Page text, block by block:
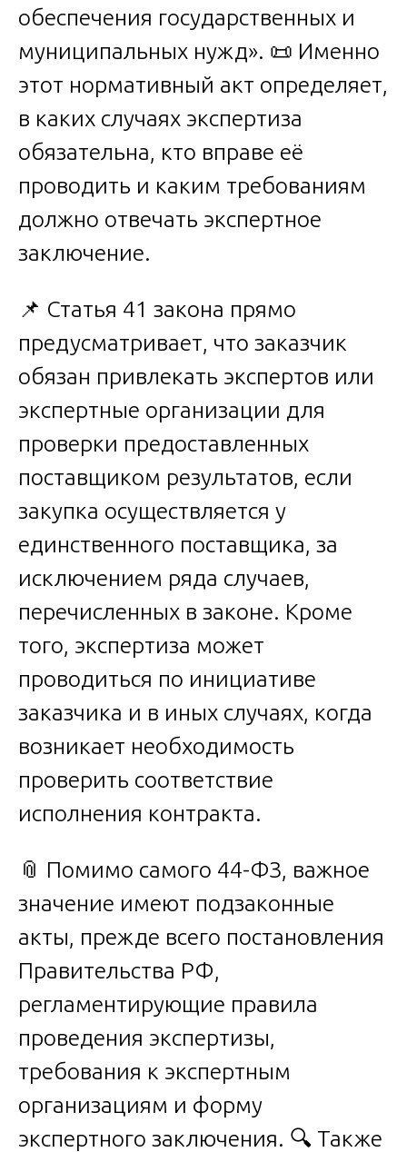
обеспечения государственных и
муниципальных нужд». 📜 Именно
этот нормативный акт определяет,
в каких случаях экспертиза
обязательна, кто вправе её
проводить и каким требованиям
должно отвечать экспертное
заключение.
📌 Статья 41 закона прямо
предусматривает, что заказчик
обязан привлекать экспертов или
экспертные организации для
проверки предоставленных
поставщиком результатов, если
закупка осуществляется у
единственного поставщика, за
исключением ряда случаев,
перечисленных в законе. Кроме
того, экспертиза может
проводиться по инициативе
заказчика и в иных случаях, когда
возникает необходимость
проверить соответствие
исполнения контракта.
📎 Помимо самого 44-ФЗ, важное
значение имеют подзаконные
акты, прежде всего постановления
Правительства РФ,
регламентирующие правила
проведения экспертизы,
требования к экспертным
организациям и форму
экспертного заключения. 🔍 Также